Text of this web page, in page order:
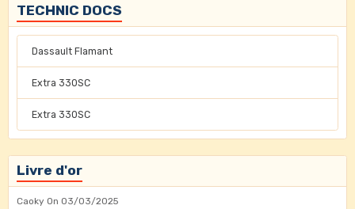
TECHNIC DOCS
Dassault Flamant
Extra 330SC
Extra 330SC
Livre d'or
Caoky On 03/03/2025